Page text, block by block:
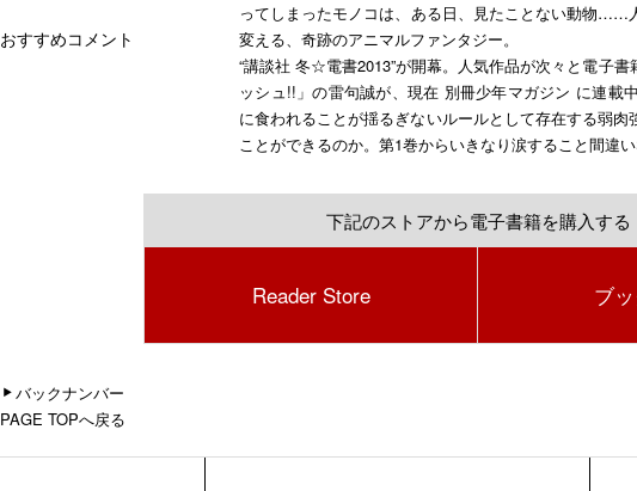
おすすめコメント
ってしまったモノコは、ある日、見たことない動物……
変える、奇跡のアニマルファンタジー。
“講談社 冬☆電書2013”が開幕。人気作品が次々と電子
ッシュ!!」の雷句誠が、現在 別冊少年マガジン に連載
に食われることが揺るぎないルールとして存在する弱
ことができるのか。第1巻からいきなり涙すること間違
下記のストアから電子書籍を購入する
Reader Store ブ
バックナンバー
PAGE TOPへ戻る